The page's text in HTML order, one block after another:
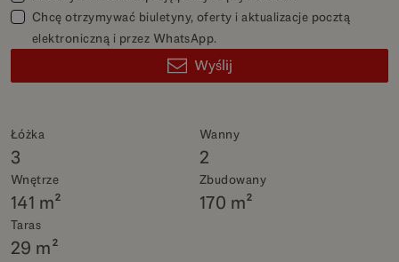
Łóżka
3
Wanny
2
Wnętrze
141 m²
Zbudowany
170 m²
Taras
29 m²
Chcę otrzymywać biuletyny, oferty i aktualizacje pocztą
elektroniczną i przez WhatsApp.
Wyślij